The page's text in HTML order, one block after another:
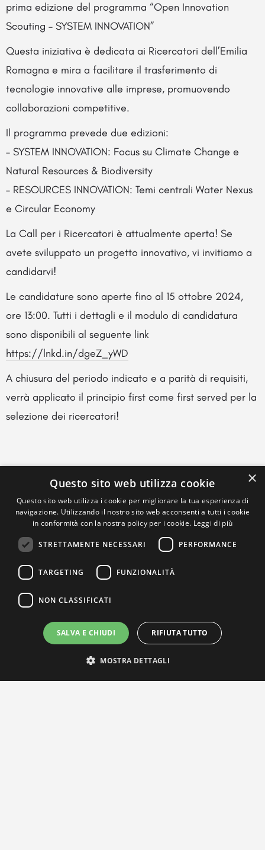
prima edizione del programma “Open Innovation
Scouting – SYSTEM INNOVATION”
Questa iniziativa è dedicata ai Ricercatori dell’Emilia
Romagna e mira a facilitare il trasferimento di
tecnologie innovative alle imprese, promuovendo
collaborazioni competitive.
Il programma prevede due edizioni:
– SYSTEM INNOVATION: Focus su Climate Change e
Natural Resources & Biodiversity
– RESOURCES INNOVATION: Temi centrali Water Nexus
e Circular Economy
La Call per i Ricercatori è attualmente aperta! Se
avete sviluppato un progetto innovativo, vi invitiamo a
candidarvi!
Le candidature sono aperte fino al 15 ottobre 2024,
ore 13:00. Tutti i dettagli e il modulo di candidatura
sono disponibili al seguente link
https://lnkd.in/dgeZ_yWD
A chiusura del periodo indicato e a parità di requisiti,
verrà applicato il principio first come first served per la
selezione dei ricercatori!
×
Questo sito web utilizza cookie
Questo sito web utilizza i cookie per migliorare la tua esperienza di
navigazione. Utilizzando il nostro sito web acconsenti a tutti i cookie
in conformità con la nostra policy per i cookie. Leggi di più
STRETTAMENTE NECESSARI PERFORMANCE
TARGETING FUNZIONALITÀ
NON CLASSIFICATI
SALVA E CHIUDI RIFIUTA TUTTO
MOSTRA DETTAGLI